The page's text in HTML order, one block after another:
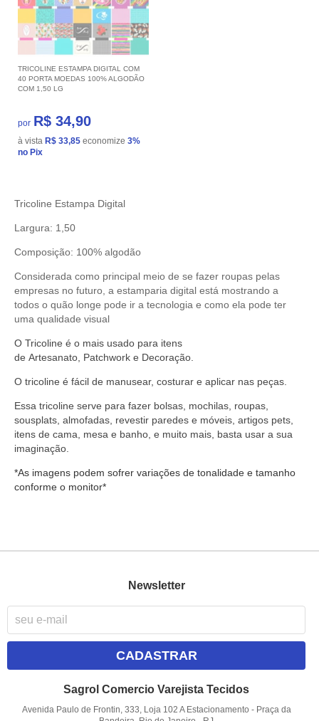
TRICOLINE ESTAMPA DIGITAL COM
40 PORTA MOEDAS 100% ALGODÃO
COM 1,50 LG
por R$ 34,90
à vista R$ 33,85 economize 3%
no Pix
Tricoline Estampa Digital
Largura: 1,50
Composição: 100% algodão
Considerada como principal meio de se fazer roupas pelas
empresas no futuro, a estamparia digital está mostrando a
todos o quão longe pode ir a tecnologia e como ela pode ter
uma qualidade visual
O Tricoline é o mais usado para itens
de Artesanato Patchwork e Decoração
O tricoline é fácil de manusear, costurar e aplicar nas peças.
Essa tricoline serve para fazer bolsas, mochilas, roupas,
sousplats, almofadas, revestir paredes e móveis, artigos pets,
itens de cama, mesa e banho, e muito mais, basta usar a sua
imaginação.
*As imagens podem sofrer variações de tonalidade e tamanho
conforme o monitor*
Newsletter
CADASTRAR
Sagrol Comercio Varejista Tecidos
Avenida Paulo de Frontin, 333, Loja 102 A Estacionamento - Praça da